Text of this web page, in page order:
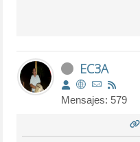
EC3A
Mensajes: 579